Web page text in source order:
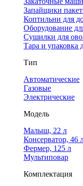
Запайщики
Коптильни для
Оборудование
Сушилки для
Тара и упаковка
Тип
Автоматические
Газовые
Электрические
Модель
Малыш, 22 л
Консерватор, 46
Фермер, 125 л
Мультиповар
Комплектация